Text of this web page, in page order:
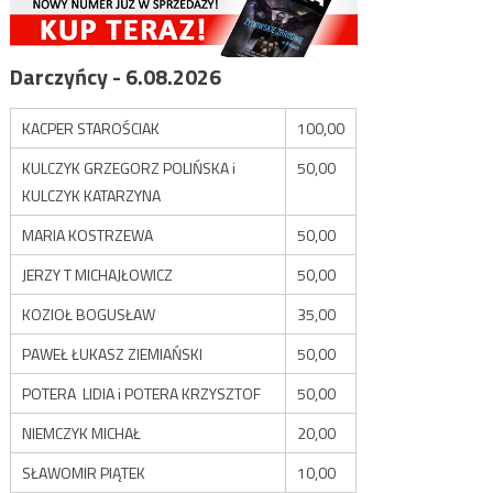
Darczyńcy - 6.08.2026
KACPER STAROŚCIAK
100,00
KULCZYK GRZEGORZ POLIŃSKA i
KULCZYK KATARZYNA
50,00
MARIA KOSTRZEWA
50,00
JERZY T MICHAJŁOWICZ
50,00
KOZIOŁ BOGUSŁAW
35,00
PAWEŁ ŁUKASZ ZIEMIAŃSKI
50,00
POTERA LIDIA i POTERA KRZYSZTOF
50,00
NIEMCZYK MICHAŁ
20,00
SŁAWOMIR PIĄTEK
10,00